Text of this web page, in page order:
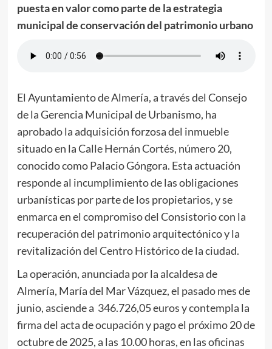
puesta en valor como parte de la estrategia
municipal de conservación del patrimonio urbano
El Ayuntamiento de Almería, a través del Consejo
de la Gerencia Municipal de Urbanismo, ha
aprobado la adquisición forzosa del inmueble
situado en la Calle Hernán Cortés, número 20,
conocido como Palacio Góngora. Esta actuación
responde al incumplimiento de las obligaciones
urbanísticas por parte de los propietarios, y se
enmarca en el compromiso del Consistorio con la
recuperación del patrimonio arquitectónico y la
revitalización del Centro Histórico de la ciudad.
La operación, anunciada por la alcaldesa de
Almería, María del Mar Vázquez, el pasado mes de
junio, asciende a 346.726,05 euros y contempla la
firma del acta de ocupación y pago el próximo 20 de
octubre de 2025, a las 10.00 horas, en las oficinas